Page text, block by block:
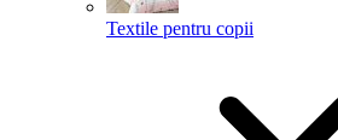
Textile pentru copii